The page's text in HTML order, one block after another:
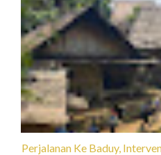
Perjalanan Ke Baduy,